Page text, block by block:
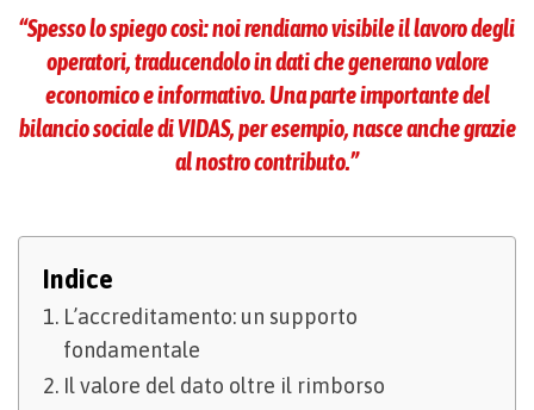
“Spesso lo spiego così: noi rendiamo visibile il lavoro degli
operatori, traducendolo in dati che generano valore
economico e informativo. Una parte importante del
bilancio sociale di VIDAS, per esempio, nasce anche grazie
al nostro contributo.”
Indice
L’accreditamento: un supporto
fondamentale
Il valore del dato oltre il rimborso